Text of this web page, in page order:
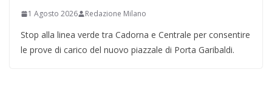
1 Agosto 2026 Redazione Milano
Stop alla linea verde tra Cadorna e Centrale per consentire
le prove di carico del nuovo piazzale di Porta Garibaldi.